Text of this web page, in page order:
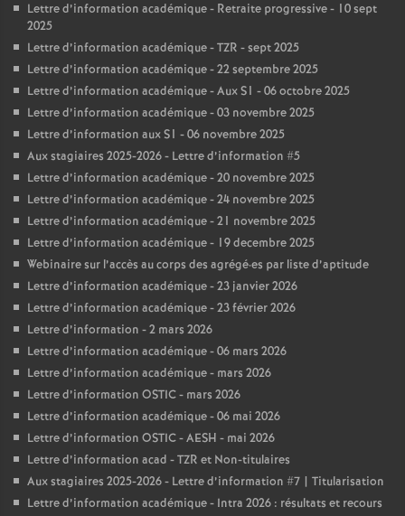
Lettre d’information académique - Retraite progressive - 10 sept
2025
Lettre d’information académique - TZR - sept 2025
Lettre d’information académique - 22 septembre 2025
Lettre d’information académique - Aux S1 - 06 octobre 2025
Lettre d’information académique - 03 novembre 2025
Lettre d’information aux S1 - 06 novembre 2025
Aux stagiaires 2025-2026 - Lettre d’information #5
Lettre d’information académique - 20 novembre 2025
Lettre d’information académique - 24 novembre 2025
Lettre d’information académique - 21 novembre 2025
Lettre d’information académique - 19 decembre 2025
Webinaire sur l’accès au corps des agrégé·es par liste d’aptitude
Lettre d’information académique - 23 janvier 2026
Lettre d’information académique - 23 février 2026
Lettre d’information - 2 mars 2026
Lettre d’information académique - 06 mars 2026
Lettre d’information académique - mars 2026
Lettre d’information OSTIC - mars 2026
Lettre d’information académique - 06 mai 2026
Lettre d’information OSTIC - AESH - mai 2026
Lettre d’information acad - TZR et Non-titulaires
Aux stagiaires 2025-2026 - Lettre d’information #7 | Titularisation
Lettre d’information académique - Intra 2026 : résultats et recours